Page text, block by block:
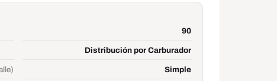
90
Distribución por Carburador
Simple